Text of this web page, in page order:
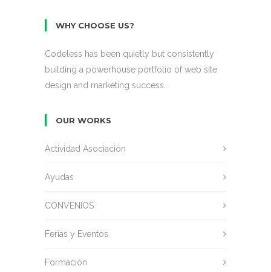
WHY CHOOSE US?
Codeless has been quietly but consistently
building a powerhouse portfolio of web site
design and marketing success.
OUR WORKS
Actividad Asociación
Ayudas
CONVENIOS
Ferias y Eventos
Formación